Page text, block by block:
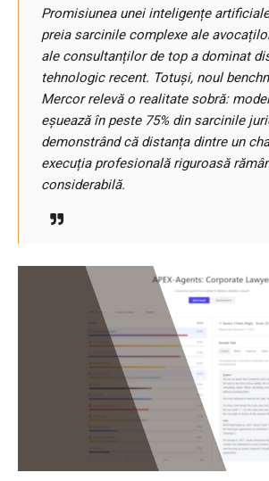
Promisiunea unei inteligențe
preia sarcinile complexe ale
ale consultanților de top a dominat
tehnologic recent. Totuși, noul
Mercor relevă o realitate sobră:
eșuează în peste 75% din sarcinile
demonstrând că distanța dintre un
execuția profesională riguroasă
considerabilă.